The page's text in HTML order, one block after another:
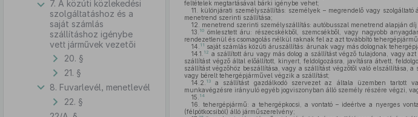
7. A közúti közlekedési
szolgáltatáshoz és a
saját számlás
szállításhoz igénybe
vett járművek vezetői
20. §
21. §
8. Fuvarlevél, menetlevél
22. §
feltételek megtartásával bárki igénybe vehet;
11.
különjárati személyszállítás: személyek – megrendelő vagy
menetrend szerinti szállítása;
12.
menetrend szerinti személyszállítás: autóbusszal menetrend alapján
13. 10ömlesztett áru: részecskékből, szemcsékből, vagy nagyobb
rendezetlenül és csomagolás nélkül raknak fel az azt továbbító
14. 11 saját számlás közúti áruszállítás: árunak vagy más dolognak
14.1. 12 a szállított áru vagy más dolog a szállítást végző tulajdona, vagy
szállítást végző által előállított, kinyert, feldolgozásra, javításra átvett,
szállítást végzőhöz beszállítása, vagy a szállítást végzőtől való elszállítása,
vagy bérelt tehergépjárművel végzik a szállítást;
14.2. 13a szállítást gazdálkodó szervezet az általa üzemben tartott
munkavégzésre irányuló egyéb jogviszonyban álló személy részére végzi,
15. 14
16.
tehergépjármű: a tehergépkocsi, a vontató – ideértve a nyerges
(félpótkocsiból) álló járműszerelvény;